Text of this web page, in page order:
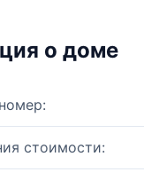
о доме
стоимости: